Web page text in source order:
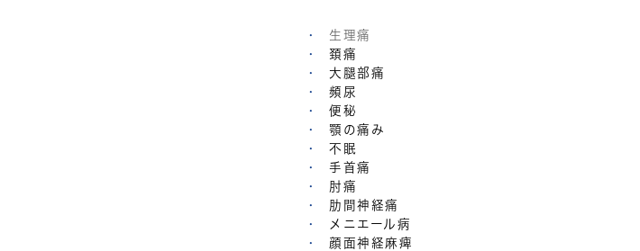
生理痛
頚痛
大腿部痛
頻尿
便秘
顎の痛み
不眠
手首痛
肘痛
肋間神経痛
メニエール病
顔面神経麻痺